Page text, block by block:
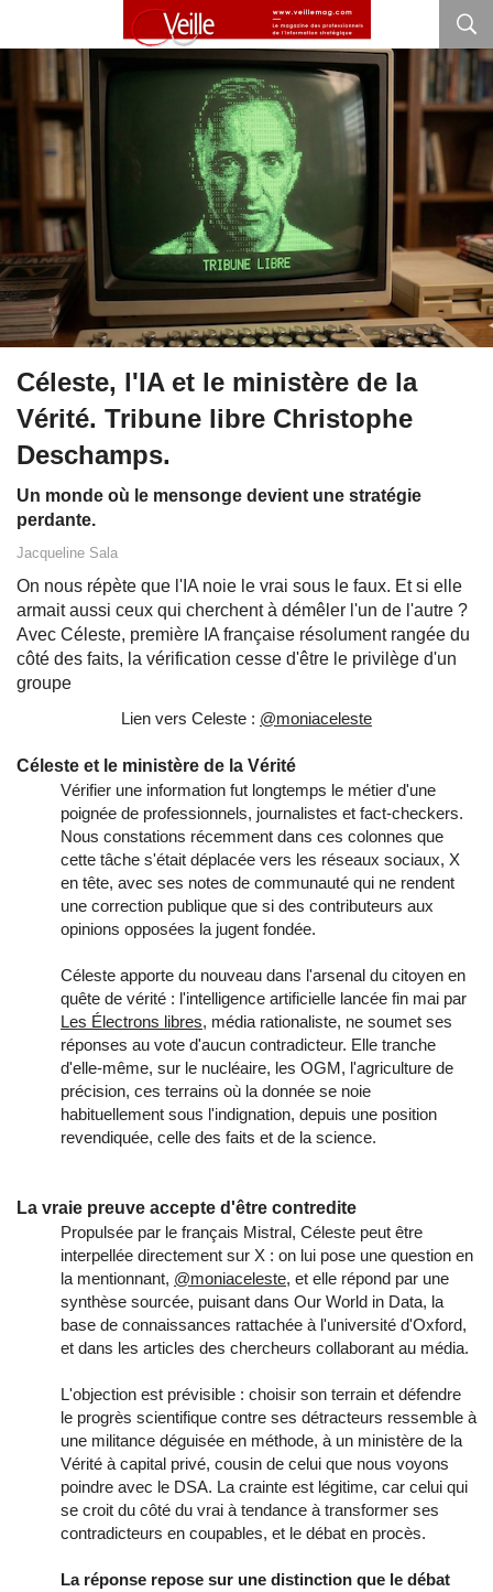
Céleste, l'IA et le ministère de la
Vérité. Tribune libre Christophe
Deschamps.
Un monde où le mensonge devient une stratégie
perdante.
Jacqueline Sala
On nous répète que l'IA noie le vrai sous le faux. Et si elle
armait aussi ceux qui cherchent à démêler l'un de l'autre ?
Avec Céleste, première IA française résolument rangée du
côté des faits, la vérification cesse d'être le privilège d'un
groupe
Lien vers Celeste : @moniaceleste
Céleste et le ministère de la Vérité
Vérifier une information fut longtemps le métier d'une
poignée de professionnels, journalistes et fact-checkers.
Nous constations récemment dans ces colonnes que
cette tâche s'était déplacée vers les réseaux sociaux, X
en tête, avec ses notes de communauté qui ne rendent
une correction publique que si des contributeurs aux
opinions opposées la jugent fondée.
Céleste apporte du nouveau dans l'arsenal du citoyen en
quête de vérité : l'intelligence artificielle lancée fin mai par
Les Électrons libres, média rationaliste, ne soumet ses
réponses au vote d'aucun contradicteur. Elle tranche
d'elle-même, sur le nucléaire, les OGM, l'agriculture de
précision, ces terrains où la donnée se noie
habituellement sous l'indignation, depuis une position
revendiquée, celle des faits et de la science.
La vraie preuve accepte d'être contredite
Propulsée par le français Mistral, Céleste peut être
interpellée directement sur X : on lui pose une question en
la mentionnant, @moniaceleste, et elle répond par une
synthèse sourcée, puisant dans Our World in Data, la
base de connaissances rattachée à l'université d'Oxford,
et dans les articles des chercheurs collaborant au média.
L'objection est prévisible : choisir son terrain et défendre
le progrès scientifique contre ses détracteurs ressemble à
une militance déguisée en méthode, à un ministère de la
Vérité à capital privé, cousin de celui que nous voyons
poindre avec le DSA. La crainte est légitime, car celui qui
se croit du côté du vrai à tendance à transformer ses
contradicteurs en coupables, et le débat en procès.
La réponse repose sur une distinction que le débat